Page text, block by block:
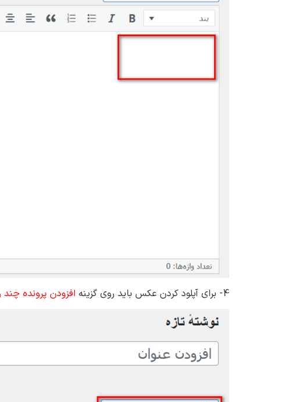
4- برای آپلود کردن عکس باید روی گزینه افزودن پرونده چند